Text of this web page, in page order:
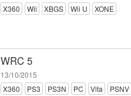
X360
Wii XBGS Wii U XONE
WRC 5
13/10/2015
X360
PS3 PS3N PC Vita
PSNV